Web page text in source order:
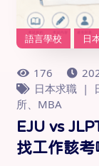
語言學校 日
176
日本求職
所、MBA
EJU vs
找工作該